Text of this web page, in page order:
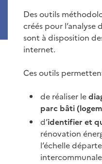
Des outils
créés pour
sont à disposition
internet.
Ces outils
de réaliser le
parc bâti
d’identifier et
rénovation
l’échelle